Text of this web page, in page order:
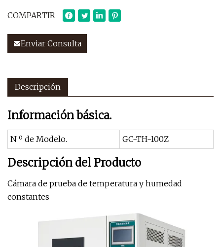
COMPARTIR
Enviar Consulta
Descripción
Información básica.
N º de Modelo. GC-TH-100Z
Descripción del Producto
Cámara de prueba de temperatura y humedad
constantes